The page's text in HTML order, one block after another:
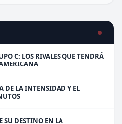
C: LOS RIVALES QUE TENDRÁ
DE LA INTENSIDAD Y EL
SU DESTINO EN LA